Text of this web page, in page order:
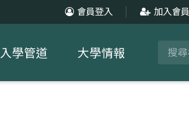
會員登入 加入會員
入學管道 大學情報